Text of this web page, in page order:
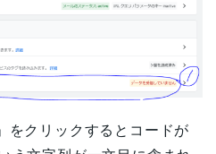
クリックするとコードが